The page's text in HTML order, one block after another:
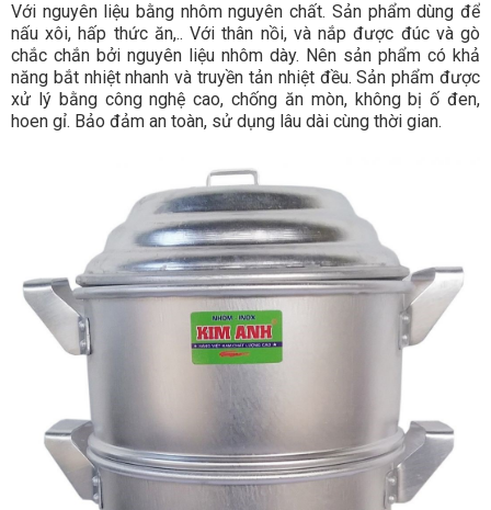
Với nguyên liệu bằng nhôm nguyên chất. Sản phẩm dùng để
nấu xôi, hấp thức ăn,.. Với thân nồi, và nắp được đúc và gò
chắc chắn bởi nguyên liệu nhôm dày. Nên sản phẩm có khả
năng bắt nhiệt nhanh và truyền tản nhiệt đều. Sản phẩm được
xử lý bằng công nghệ cao, chống ăn mòn, không bị ố đen,
hoen gỉ. Bảo đảm an toàn, sử dụng lâu dài cùng thời gian.